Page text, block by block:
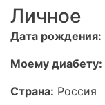
Личное
Дата рождения:
Моему диабету:
Страна: Россия